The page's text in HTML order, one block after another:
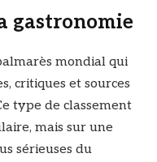
gastronomie
mondial qui
critiques et sources
type de classement
mais sur une
sérieuses du